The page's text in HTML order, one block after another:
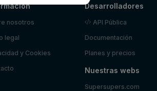
nosotros
legal
y Cookies
Desarrolladores
API Pública
Documentación
Planes y precios
Nuestras webs
Supersupers.com